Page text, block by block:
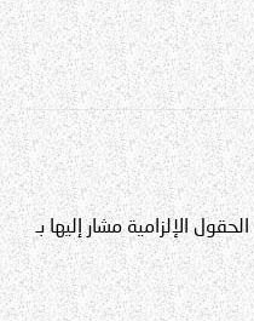
الحقول الإلزامية مشار إليها بـ